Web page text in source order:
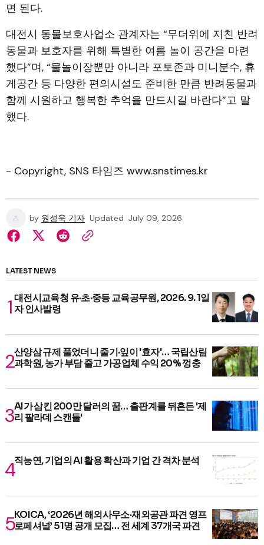
면 된다.
대전시 동물보호사업소 관계자는 “무더위에 지친 반려
동물과 보호자를 위해 특별한 여름 놀이 공간을 마련
했다”며, “물놀이장뿐만 아니라 포토존과 미니분수, 휴
게공간 등 다양한 편의시설도 준비한 만큼 반려동물과
함께 시원하고 행복한 추억을 만드시길 바란다”고 말
했다.
- Copyright, SNS 타임즈 www.snstimes.kr
by 원성욱 기자 Updated July 09, 2026
LATEST NEWS
대전시교육청 유·초·중등 교육공무원, 2026. 9. 1일
자 인사발령
산양삼 규제 풀었더니 줄기·잎이 '효자'… 국립산림
과학원, 농가 부담 줄고 가공업체 수익 20% 껑충
AI가 삼킨 200만 달러의 꿈… 출판계를 뒤흔든 '제
리 팔라데 스캔들'
직능연, 기업의 AI 활용 확산과 기업 간 격차 분석
KOICA, ‘2026년 해외사무소·재외공관 파견 영프
로페셔널’ 51명 공개 모집… 전 세계 37개국 파견